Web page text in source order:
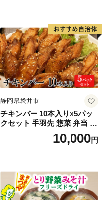
静岡県袋井市
チキンバー 10本入り×5パッ
クセット 手羽先 惣菜 弁当 お
かず お酒 おつまみ ギフト キ
ャンプ アウトドア キャンプ
10,000円